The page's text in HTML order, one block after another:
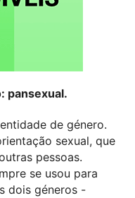
pansexual.
de género.
sexual, que
pessoas.
se usou para
dois géneros -